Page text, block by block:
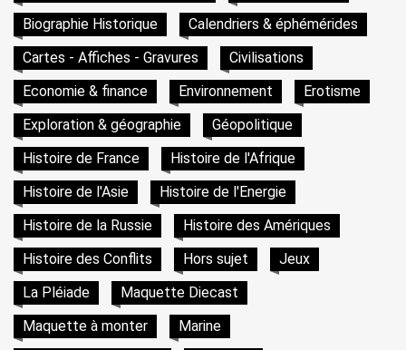
Biographie Historique
Calendriers & éphémérides
Cartes - Affiches - Gravures
Civilisations
Economie & finance
Environnement
Erotisme
Exploration & géographie
Géopolitique
Histoire de France
Histoire de l'Afrique
Histoire de l'Asie
Histoire de l'Energie
Histoire de la Russie
Histoire des Amériques
Histoire des Conflits
Hors sujet
Jeux
La Pléiade
Maquette Diecast
Maquette à monter
Marine